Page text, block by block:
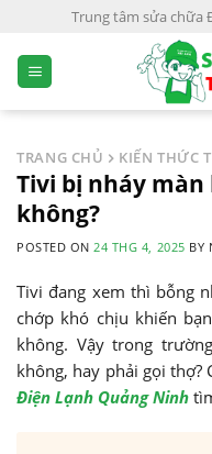
Trung tâm sửa chữa
TRANG CHỦ KIẾN THỨC
Tivi bị nháy
không?
POSTED ON 24 THG 4, 2025 BY
Tivi đang xem thì bỗng
chớp khó chịu khiến
không. Vậy trong
không, hay phải gọi thợ?
Điện Lạnh Quảng Ninh